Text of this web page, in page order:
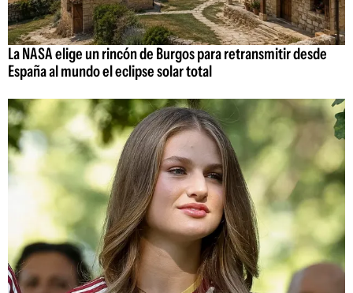
La NASA elige un rincón de Burgos para retransmitir desde
España al mundo el eclipse solar total